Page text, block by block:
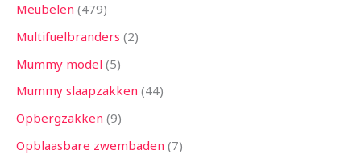
Meubelen 479
Multifuelbranders 2
Mummy model 5
Mummy slaapzakken 44
Opbergzakken 9
Opblaasbare zwembaden 7